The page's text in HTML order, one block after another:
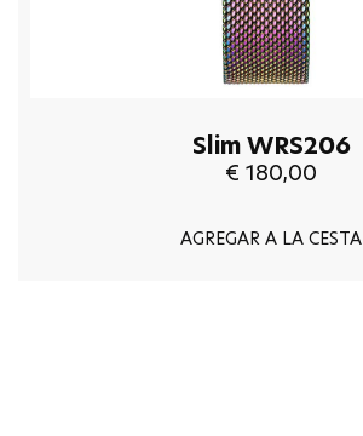
Slim WRS206
€ 180,00
AGREGAR A LA CESTA